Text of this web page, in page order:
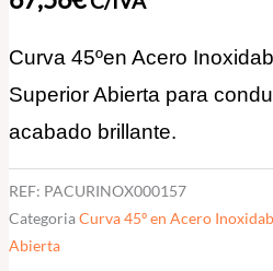
Curva 45ºen Acero
Superior Abierta para
acabado brillante.
REF: PACURINOX000157
CategoriaCurva 45º en Acero
Abierta
200mm-
250mm
cantidad